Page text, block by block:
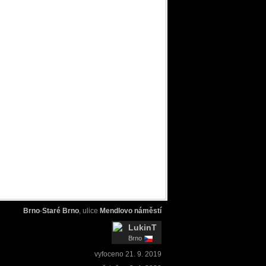
Brno-Staré Brno, ulice Mendlovo náměstí
LukinT
Brno
vyfoceno 21. 9. 2019